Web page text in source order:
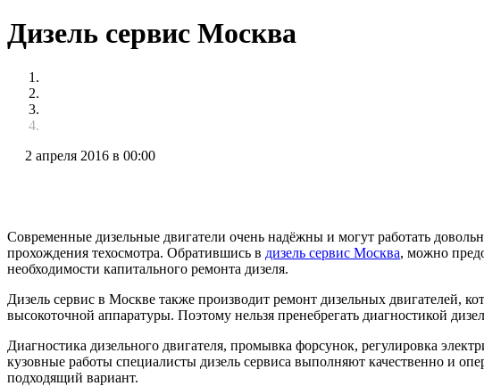
Дизель сервис Москва
2 апреля 2016 в 00:00
Современные дизельные двигатели очень надёжны и могут работать
прохождения техосмотра. Обратившись в дизель сервис Москва, можно
необходимости капитального ремонта дизеля.
Дизель сервис в Москве также производит ремонт дизельных двигателей,
высокоточной аппаратуры. Поэтому нельзя пренебрегать диагностикой
Диагностика дизельного двигателя, промывка форсунок, регулировка
кузовные работы специалисты дизель сервиса выполняют качественно и
подходящий вариант.